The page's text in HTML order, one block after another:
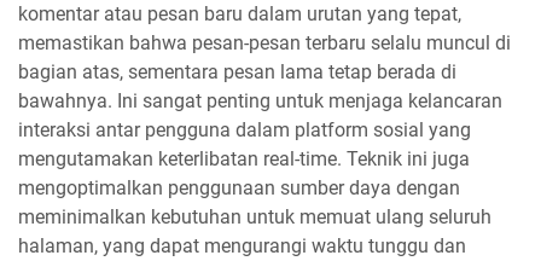
komentar atau pesan baru dalam urutan yang tepat,
memastikan bahwa pesan-pesan terbaru selalu muncul di
bagian atas, sementara pesan lama tetap berada di
bawahnya. Ini sangat penting untuk menjaga kelancaran
interaksi antar pengguna dalam platform sosial yang
mengutamakan keterlibatan real-time. Teknik ini juga
mengoptimalkan penggunaan sumber daya dengan
meminimalkan kebutuhan untuk memuat ulang seluruh
halaman, yang dapat mengurangi waktu tunggu dan